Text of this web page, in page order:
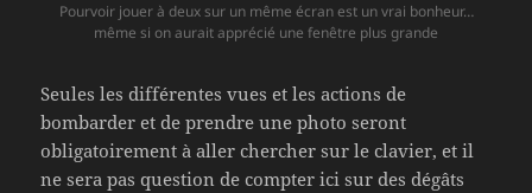
Pourvoir jouer à deux sur un même écran est un vrai bonheur…
même si on aurait apprécié une fenêtre plus grande
Seules les différentes vues et les actions de
bombarder et de prendre une photo seront
obligatoirement à aller chercher sur le clavier, et il
ne sera pas question de compter ici sur des dégâts